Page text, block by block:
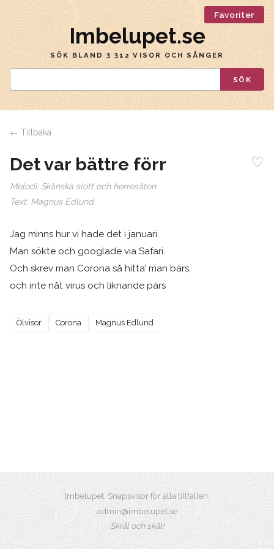
Favoriter
Imbelupet.se
SÖK BLAND 3 312 VISOR OCH SÅNGER
SÖK
← Tillbaka
Det var bättre förr ♡
Melodi: Skånska slott och herresäten
Text: Magnus Edlund
Jag minns hur vi hade det i januari.
Man sökte och googlade via Safari.
Och skrev man Corona så hitta’ man bärs,
och inte nåt virus och liknande pärs
Ölvisor Corona Magnus Edlund
Imbelupet. Snapsvisor för alla tillfällen.
admin@imbelupet.se
Skrål och skål!